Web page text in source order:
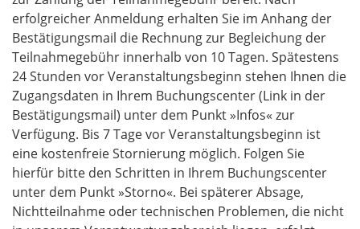
erfolgreicher Anmeldung erhalten Sie im Anhang der
Bestätigungsmail die Rechnung zur Begleichung der
Teilnahmegebühr innerhalb von 10 Tagen. Spätestens
24 Stunden vor Veranstaltungsbeginn stehen Ihnen die
Zugangsdaten in Ihrem Buchungscenter (Link in der
Bestätigungsmail) unter dem Punkt »Infos« zur
Verfügung. Bis 7 Tage vor Veranstaltungsbeginn ist
eine kostenfreie Stornierung möglich. Folgen Sie
hierfür bitte den Schritten in Ihrem Buchungscenter
unter dem Punkt»Storno«. Bei späterer Absage,
Nichtteilnahme oder technischen Problemen, die nicht